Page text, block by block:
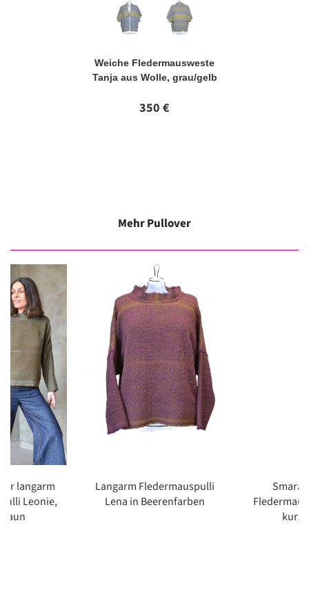
Weiche Fledermausweste
Tanja aus Wolle, grau/gelb
350 €
Mehr Pullover
langarm
Leonie,
Langarm Fledermauspulli
Lena in Beerenfarben